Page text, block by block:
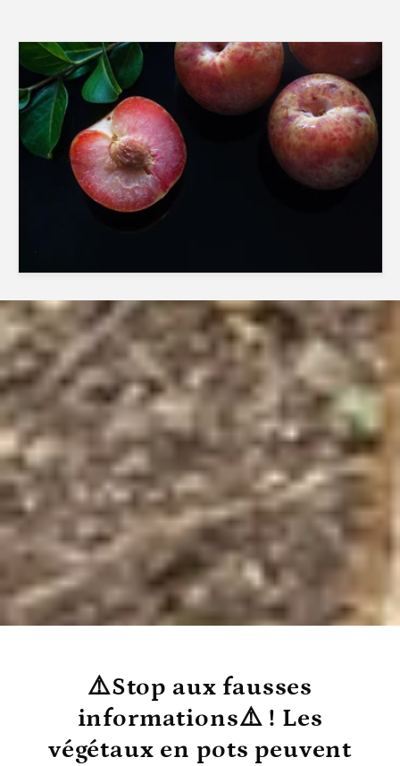
i
o
n
⚠️Stop aux fausses
informations⚠️ ! Les
végétaux en pots peuvent